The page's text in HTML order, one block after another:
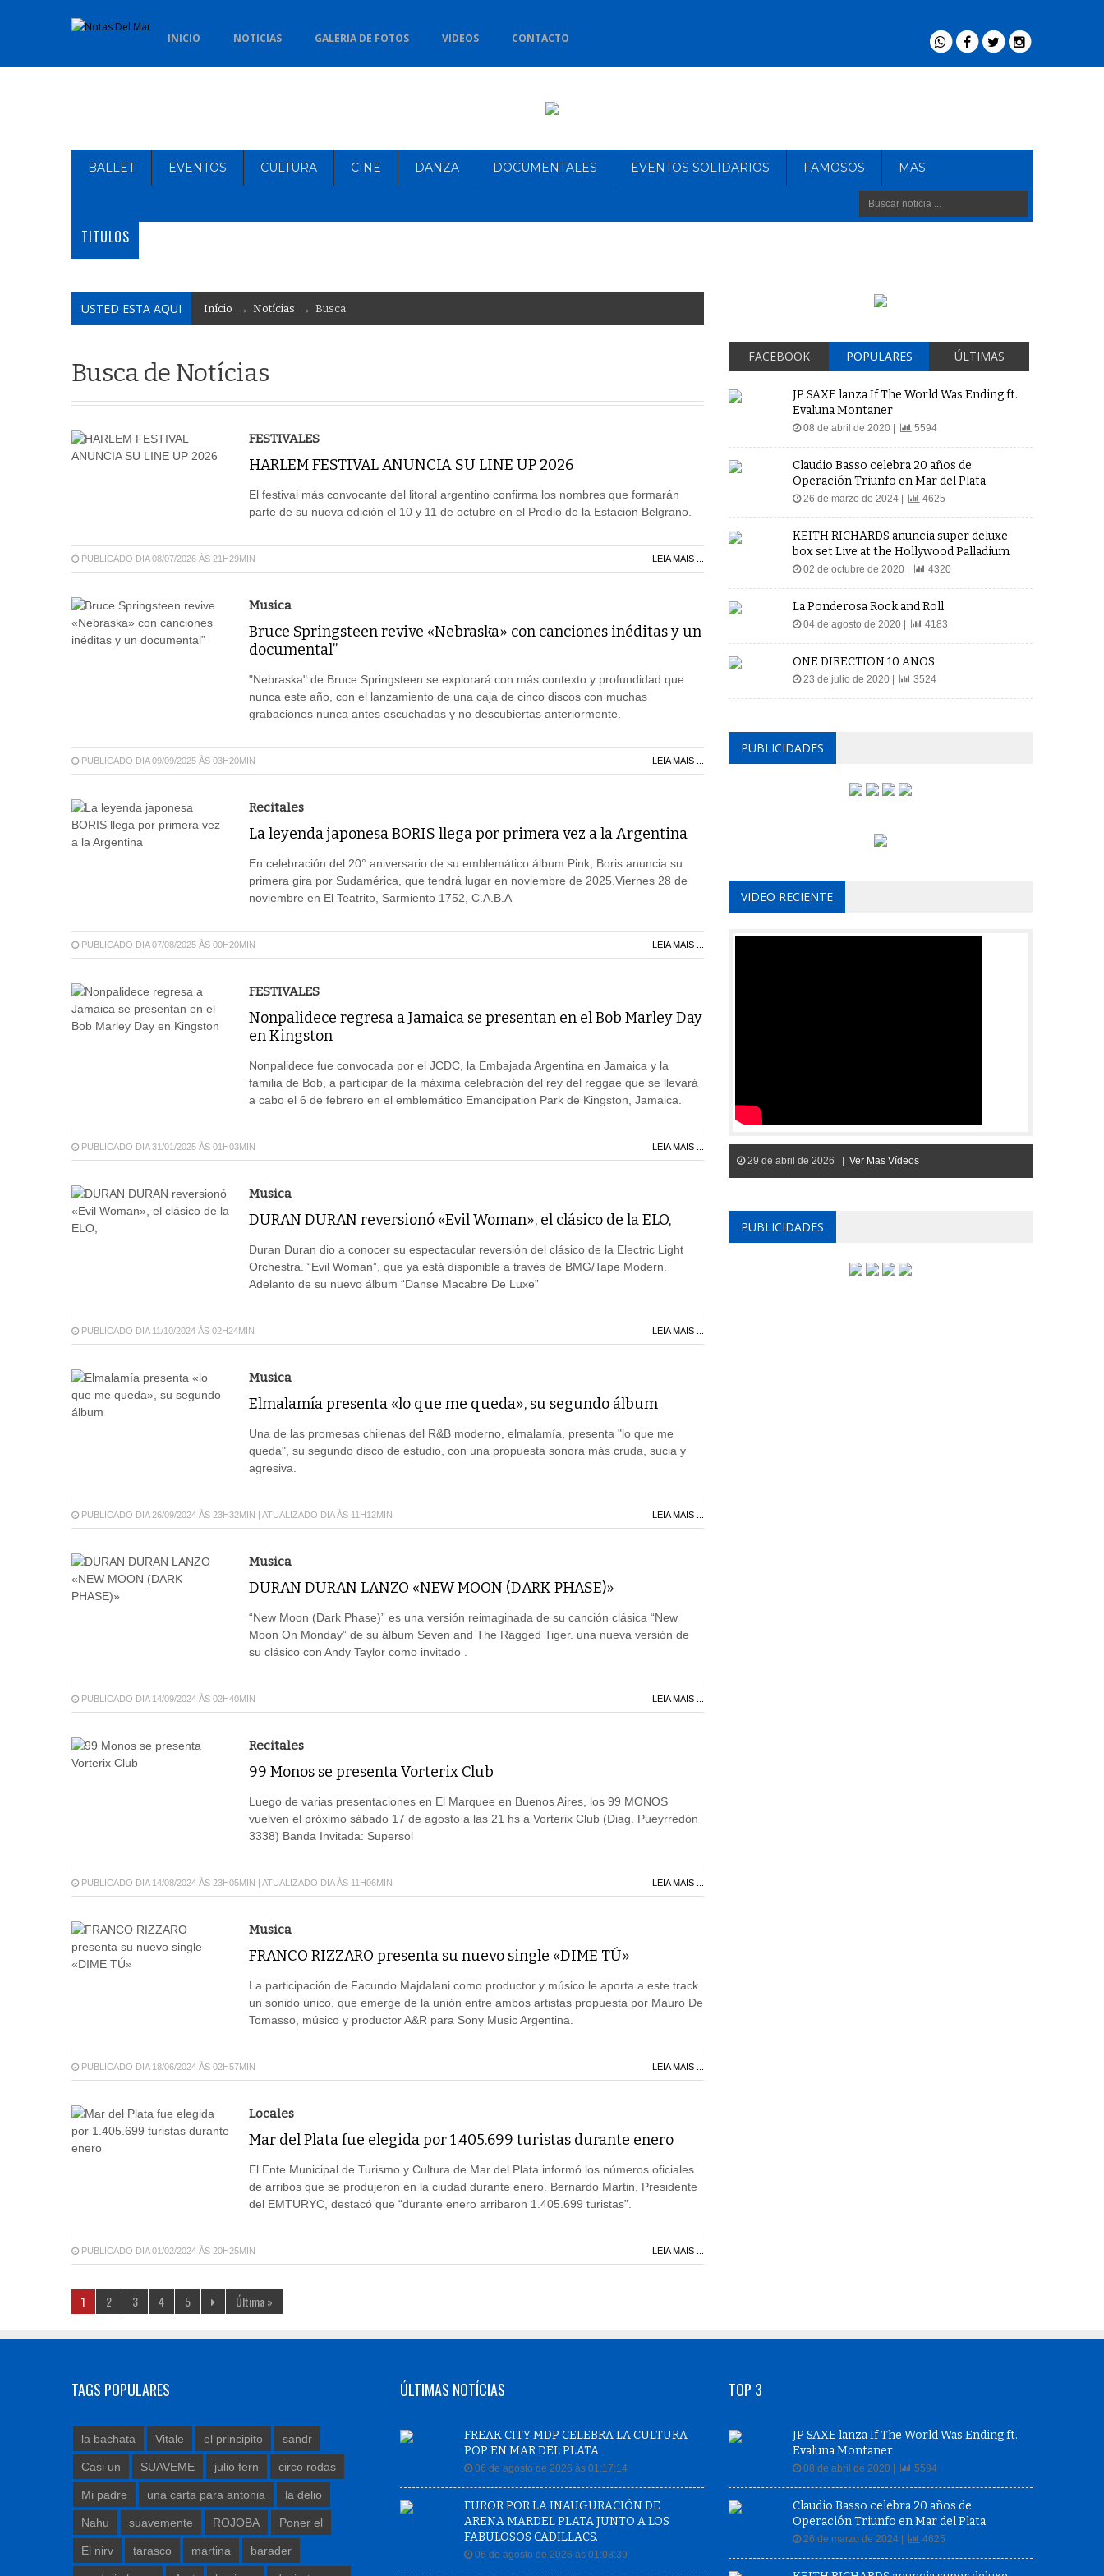
INICIO NOTICIAS GALERIA DE FOTOS VIDEOS CONTACTO
BALLET EVENTOS CULTURA CINE DANZA DOCUMENTALES EVENTOS SOLIDARIOS FAMOSOS MAS
TITULOS
USTED ESTA AQUI Início → Notícias → Busca
Busca de Notícias
FESTIVALES
HARLEM FESTIVAL ANUNCIA SU LINE UP 2026
El festival más convocante del litoral argentino confirma los nombres que formarán
parte de su nueva edición el 10 y 11 de octubre en el Predio de la Estación Belgrano.
PUBLICADO DIA 08/07/2026 ÀS 21H29MIN LEIA MAIS ...
Musica
Bruce Springsteen revive «Nebraska» con canciones inéditas y un
documental”
"Nebraska" de Bruce Springsteen se explorará con más contexto y profundidad que
nunca este año, con el lanzamiento de una caja de cinco discos con muchas
grabaciones nunca antes escuchadas y no descubiertas anteriormente.
PUBLICADO DIA 09/09/2025 ÀS 03H20MIN LEIA MAIS ...
Recitales
La leyenda japonesa BORIS llega por primera vez a la Argentina
En celebración del 20° aniversario de su emblemático álbum Pink, Boris anuncia su
primera gira por Sudamérica, que tendrá lugar en noviembre de 2025.Viernes 28 de
noviembre en El Teatrito, Sarmiento 1752, C.A.B.A
PUBLICADO DIA 07/08/2025 ÀS 00H20MIN LEIA MAIS ...
FESTIVALES
Nonpalidece regresa a Jamaica se presentan en el Bob Marley Day
en Kingston
Nonpalidece fue convocada por el JCDC, la Embajada Argentina en Jamaica y la
familia de Bob, a participar de la máxima celebración del rey del reggae que se llevará
a cabo el 6 de febrero en el emblemático Emancipation Park de Kingston, Jamaica.
PUBLICADO DIA 31/01/2025 ÀS 01H03MIN LEIA MAIS ...
Musica
DURAN DURAN reversionó «Evil Woman», el clásico de la ELO,
Duran Duran dio a conocer su espectacular reversión del clásico de la Electric Light
Orchestra. “Evil Woman”, que ya está disponible a través de BMG/Tape Modern.
Adelanto de su nuevo álbum “Danse Macabre De Luxe”
PUBLICADO DIA 11/10/2024 ÀS 02H24MIN LEIA MAIS ...
Musica
Elmalamía presenta «lo que me queda», su segundo álbum
Una de las promesas chilenas del R&B moderno, elmalamía, presenta "lo que me
queda", su segundo disco de estudio, con una propuesta sonora más cruda, sucia y
agresiva.
PUBLICADO DIA 26/09/2024 ÀS 23H32MIN | ATUALIZADO DIA ÀS 11H12MIN LEIA MAIS ...
Musica
DURAN DURAN LANZO «NEW MOON (DARK PHASE)»
“New Moon (Dark Phase)” es una versión reimaginada de su canción clásica “New
Moon On Monday” de su álbum Seven and The Ragged Tiger. una nueva versión de
su clásico con Andy Taylor como invitado .
PUBLICADO DIA 14/09/2024 ÀS 02H40MIN LEIA MAIS ...
Recitales
99 Monos se presenta Vorterix Club
Luego de varias presentaciones en El Marquee en Buenos Aires, los 99 MONOS
vuelven el próximo sábado 17 de agosto a las 21 hs a Vorterix Club (Diag. Pueyrredón
3338) Banda Invitada: Supersol
PUBLICADO DIA 14/08/2024 ÀS 23H05MIN | ATUALIZADO DIA ÀS 11H06MIN LEIA MAIS ...
Musica
FRANCO RIZZARO presenta su nuevo single «DIME TÚ»
La participación de Facundo Majdalani como productor y músico le aporta a este track
un sonido único, que emerge de la unión entre ambos artistas propuesta por Mauro De
Tomasso, músico y productor A&R para Sony Music Argentina.
PUBLICADO DIA 18/06/2024 ÀS 02H57MIN LEIA MAIS ...
Locales
Mar del Plata fue elegida por 1.405.699 turistas durante enero
El Ente Municipal de Turismo y Cultura de Mar del Plata informó los números oficiales
de arribos que se produjeron en la ciudad durante enero. Bernardo Martin, Presidente
del EMTURYC, destacó que “durante enero arribaron 1.405.699 turistas”.
PUBLICADO DIA 01/02/2024 ÀS 20H25MIN LEIA MAIS ...
1 2 3 4 5 Última »
FACEBOOK POPULARES ÚLTIMAS
JP SAXE lanza If The World Was Ending ft.
Evaluna Montaner
08 de abril de 2020 | 5594
Claudio Basso celebra 20 años de
Operación Triunfo en Mar del Plata
26 de marzo de 2024 | 4625
KEITH RICHARDS anuncia super deluxe
box set Live at the Hollywood Palladium
02 de octubre de 2020 | 4320
La Ponderosa Rock and Roll
04 de agosto de 2020 | 4183
ONE DIRECTION 10 AÑOS
23 de julio de 2020 | 3524
PUBLICIDADES
VIDEO RECIENTE
29 de abril de 2026 | Ver Mas Vídeos
PUBLICIDADES
TAGS POPULARES
la bachata Vitale el principito sandr
Casi un SUAVEME julio fern circo rodas
Mi padre una carta para antonia la delio
Nahu suavemente ROJOBA Poner el
El nirv tarasco martina barader
ÚLTIMAS NOTÍCIAS
FREAK CITY MDP CELEBRA LA CULTURA
POP EN MAR DEL PLATA
06 de agosto de 2026 às 01:17:14
FUROR POR LA INAUGURACIÓN DE
ARENA MARDEL PLATA JUNTO A LOS
FABULOSOS CADILLACS.
06 de agosto de 2026 às 01:08:39
TOP 3
JP SAXE lanza If The World Was Ending ft.
Evaluna Montaner
08 de abril de 2020 | 5594
Claudio Basso celebra 20 años de
Operación Triunfo en Mar del Plata
26 de marzo de 2024 | 4625